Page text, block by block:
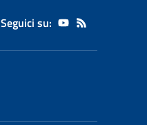
Seguici su: